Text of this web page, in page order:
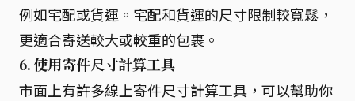
例如宅配或貨運。宅配和貨運的尺寸限制較寬鬆，
更適合寄送較大或較重的包裹。
6. 使用寄件尺寸計算工具
市面上有許多線上寄件尺寸計算工具，可以幫助你